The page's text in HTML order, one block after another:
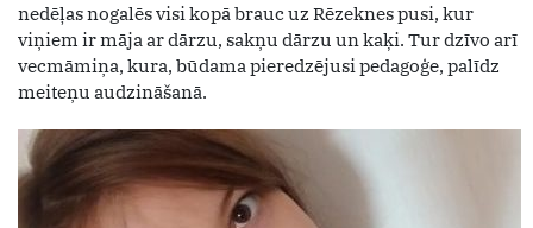
nedēļas nogalēs visi kopā brauc uz Rēzeknes pusi, kur
viņiem ir māja ar dārzu, sakņu dārzu un kaķi. Tur dzīvo arī
vecmāmiņa, kura, būdama pieredzējusi pedagoģe, palīdz
meiteņu audzināšanā.